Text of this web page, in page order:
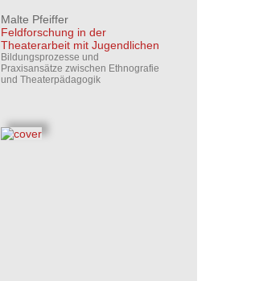
Malte Pfeiffer
Feldforschung in der
Theaterarbeit mit Jugendlichen
Bildungsprozesse und
Praxisansätze zwischen Ethnografie
und Theaterpädagogik